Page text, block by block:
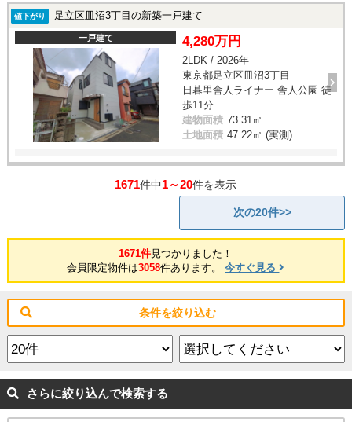
値下がり 足立区皿沼3丁目の新築一戸建て
一戸建て 4,280万円
2LDK / 2026年
東京都足立区皿沼3丁目
日暮里舎人ライナー 舎人公園 徒
歩11分
建物面積 73.31㎡
土地面積 47.22㎡ (実測)
1671件中1～20件を表示
次の20件>>
1671件見つかりました！
会員限定物件は3058件あります。今すぐ見る
条件を絞り込む
さらに絞り込んで検索する